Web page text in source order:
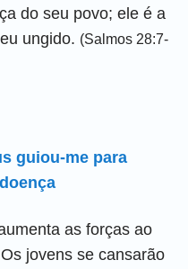
do seu povo; ele é a
ungido. (Salmos 28:7-
guiou-me para
as forças ao
jovens se cansarão